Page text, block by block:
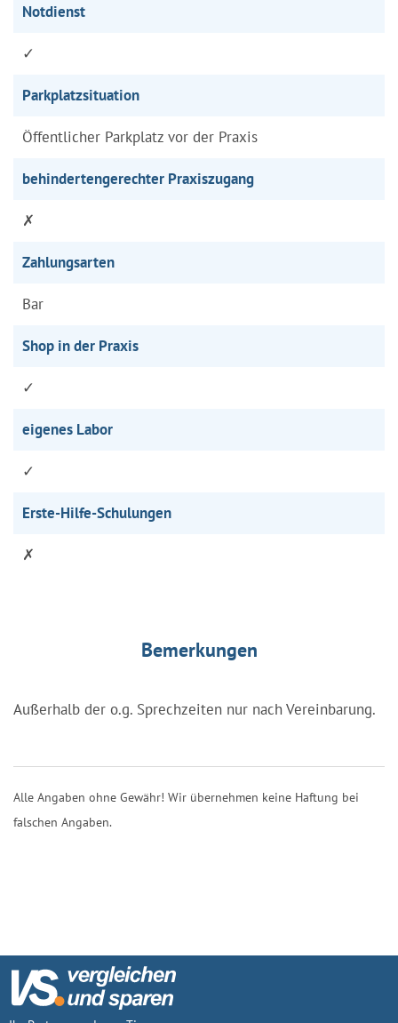
Notdienst
✓
Parkplatzsituation
Öffentlicher Parkplatz vor der Praxis
behindertengerechter Praxiszugang
✗
Zahlungsarten
Bar
Shop in der Praxis
✓
eigenes Labor
✓
Erste-Hilfe-Schulungen
✗
Bemerkungen
Außerhalb der o.g. Sprechzeiten nur nach Vereinbarung.
Alle Angaben ohne Gewähr! Wir übernehmen keine Haftung bei
falschen Angaben.